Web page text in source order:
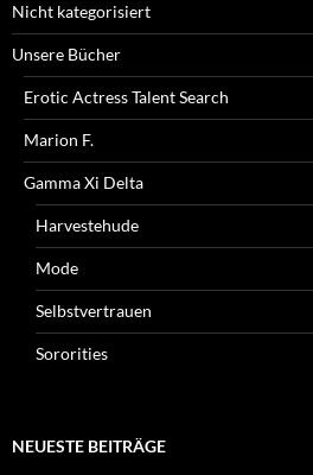
Nicht kategorisiert
Unsere Bücher
Erotic Actress Talent Search
Marion F.
Gamma Xi Delta
Harvestehude
Mode
Selbstvertrauen
Sororities
NEUESTE BEITRÄGE